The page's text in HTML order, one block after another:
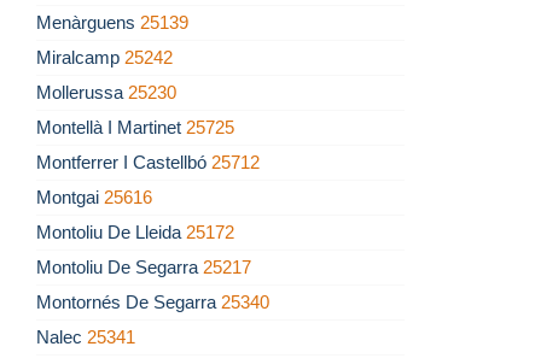
Menàrguens 25139
Miralcamp 25242
Mollerussa 25230
Montellà I Martinet 25725
Montferrer I Castellbó 25712
Montgai 25616
Montoliu De Lleida 25172
Montoliu De Segarra 25217
Montornés De Segarra 25340
Nalec 25341